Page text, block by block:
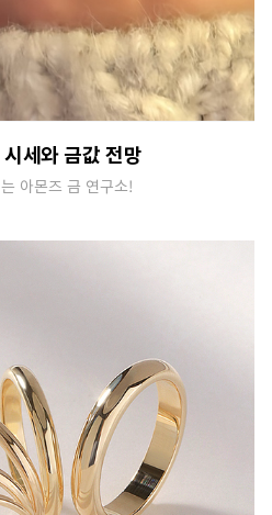
세와 금값 전망
아몬즈 금 연구소!